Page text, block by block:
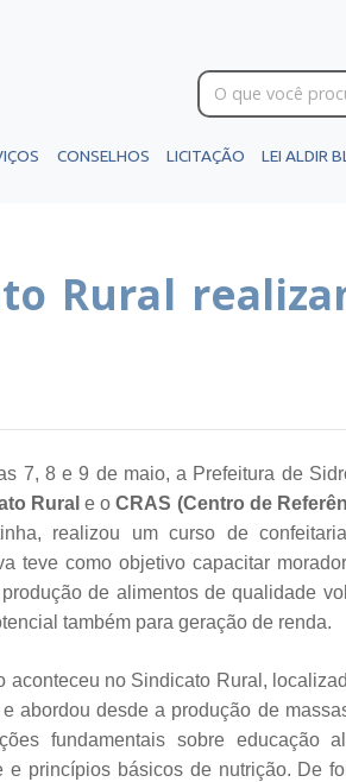
CONSELHOS LICITAÇÃO LEI ALDIR
Rural
7, 8 e 9 de maio, a Prefeitura de
Rural e oCRAS (Centro de
realizou um curso de
teve como objetivo capacitar
de alimentos de qualidade
também para geração de renda.
aconteceu no Sindicato Rural,
e abordou desde a produção de
fundamentais sobre educação
e princípios básicos de nutrição. De